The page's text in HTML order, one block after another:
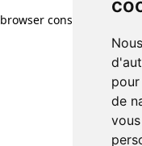
de
browser console for more